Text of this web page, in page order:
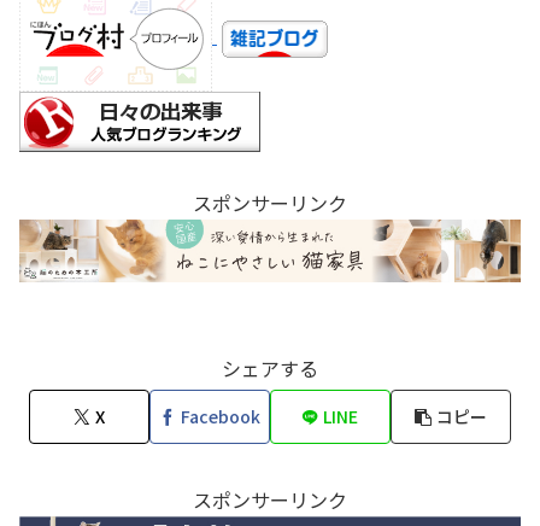
スポンサーリンク
シェアする
X Facebook LINE コピー
スポンサーリンク